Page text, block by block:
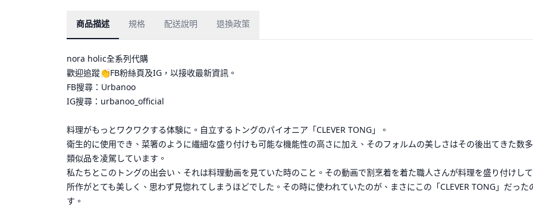
商品描述 規格 配送說明 退換政策
nora holic全系列代購
歡迎追蹤👏FB粉絲頁及IG，以接收最新資訊。
FB搜尋：Urbanoo
IG搜尋：urbanoo_official
料理がもっとワクワクする体験に。自立するトングのパイオニア「CLEVER TONG」。
衛生的に使用でき、菜箸のように繊細な盛り付けも可能な機能性の高さに加え、そのフォルムの美しさはその後出てきた数
類似品を凌駕しています。
私たちとこのトングの出会い、それは料理動画を見ていた時のこと。その動画で割烹着を着た職人さんが料理を盛り付けし
所作がとても美しく、思わず見惚れてしまうほどでした。その時に使われていたのが、まさにこの「CLEVER TONG」だった
す。